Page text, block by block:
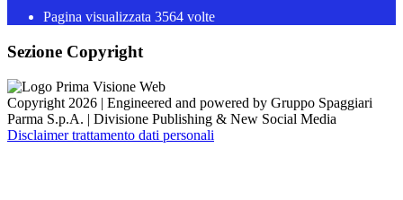
Pagina visualizzata 3564 volte
Sezione Copyright
Copyright 2026 | Engineered and powered by Gruppo Spaggiari
Parma S.p.A. | Divisione Publishing & New Social Media
Disclaimer trattamento dati personali